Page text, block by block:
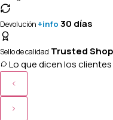
Devolución +info 30 días
Sello de calidad Trusted
Lo que dicen los clientes